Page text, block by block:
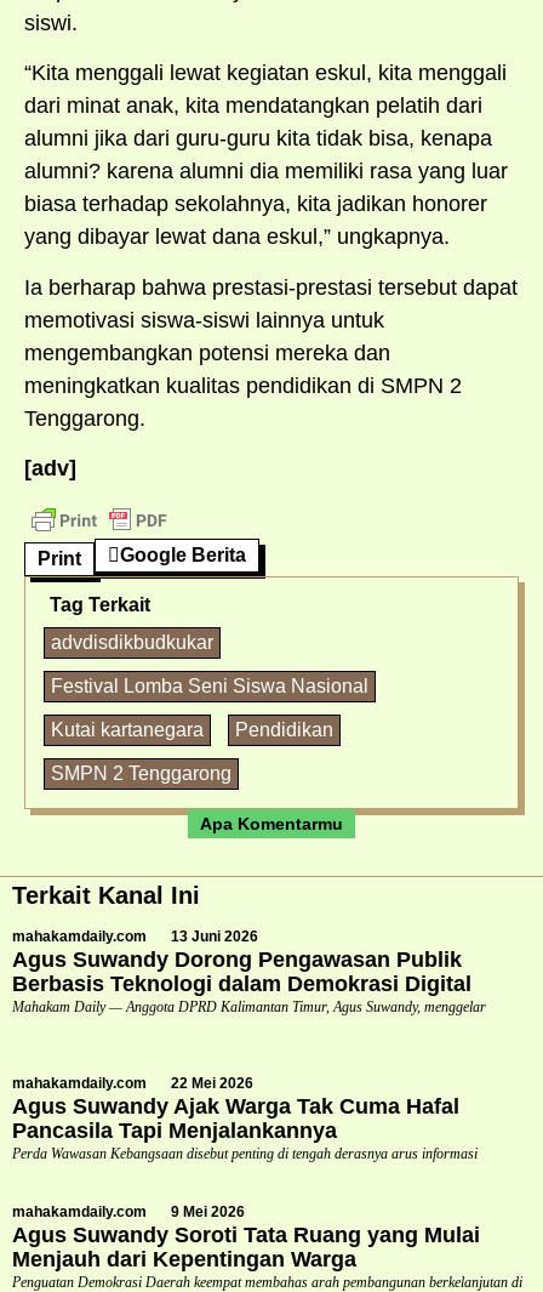
siswi.
“Kita menggali lewat kegiatan eskul, kita menggali
dari minat anak, kita mendatangkan pelatih dari
alumni jika dari guru-guru kita tidak bisa, kenapa
alumni? karena alumni dia memiliki rasa yang luar
biasa terhadap sekolahnya, kita jadikan honorer
yang dibayar lewat dana eskul,” ungkapnya.
Ia berharap bahwa prestasi-prestasi tersebut dapat
memotivasi siswa-siswi lainnya untuk
mengembangkan potensi mereka dan
meningkatkan kualitas pendidikan di SMPN 2
Tenggarong.
[adv]
Print Google Berita
Tag Terkait
advdisdikbudkukar
Festival Lomba Seni Siswa Nasional
Kutai kartanegara Pendidikan
SMPN 2 Tenggarong
Apa Komentarmu
Terkait Kanal Ini
mahakamdaily.com 13 Juni 2026
Agus Suwandy Dorong Pengawasan Publik
Berbasis Teknologi dalam Demokrasi Digital
Mahakam Daily — Anggota DPRD Kalimantan Timur, Agus Suwandy, menggelar
mahakamdaily.com 22 Mei 2026
Agus Suwandy Ajak Warga Tak Cuma Hafal
Pancasila Tapi Menjalankannya
Perda Wawasan Kebangsaan disebut penting di tengah derasnya arus informasi
mahakamdaily.com 9 Mei 2026
Agus Suwandy Soroti Tata Ruang yang Mulai
Menjauh dari Kepentingan Warga
Penguatan Demokrasi Daerah keempat membahas arah pembangunan berkelanjutan di